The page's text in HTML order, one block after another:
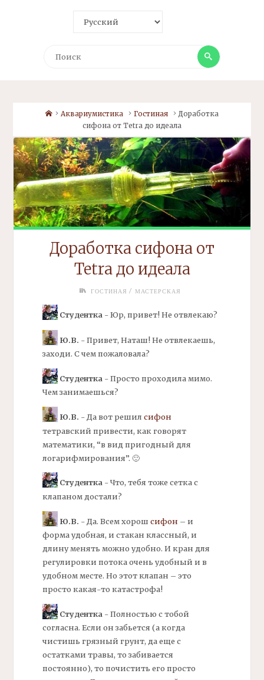
Поиск
HomeАквариумистика Гостиная
Доработка
сифона от Tetra до идеала
Доработка сифона от
Tetra до идеала
ГОСТИНАЯ / МАСТЕРСКАЯ
Студентка- Юр, привет! Не отвлекаю?
Ю.В. - Привет, Наташ! Не отвлекаешь,
заходи. С чем пожаловала?
Студентка- Просто проходила мимо.
Чем занимаешься?
Ю.В. - Да вот решил сифон
тетравский привести, как говорят
математики, “в вид пригодный для
логарифмирования”. 🙂
Студентка- Что, тебя тоже сетка с
клапаном достали?
Ю.В. - Да. Всем хорош сифон – и
форма удобная, и стакан классный, и
длину менять можно удобно. И кран для
регулировки потока очень удобный и в
удобном месте. Но этот клапан – это
просто какая-то катастрофа!
Студентка- Полностью с тобой
согласна. Если он забьется (а когда
чистишь грязный грунт, да еще с
остатками травы, то забивается
постоянно), то почистить его просто